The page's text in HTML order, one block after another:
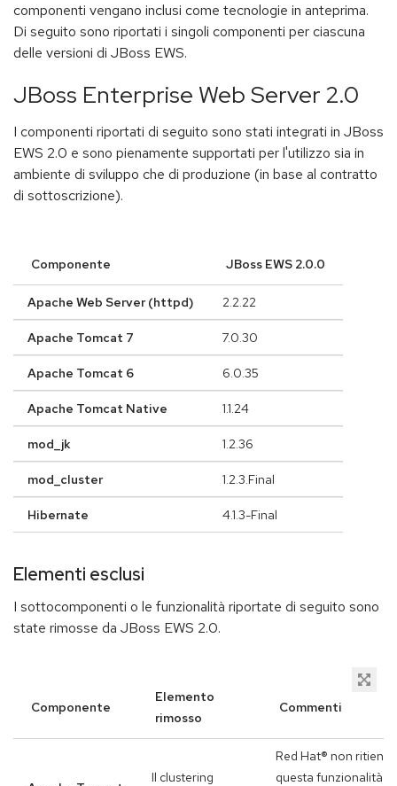
componenti vengano inclusi come tecnologie in anteprima.
Di seguito sono riportati i singoli componenti per ciascuna
delle versioni di JBoss EWS.
JBoss Enterprise Web Server 2.0
I componenti riportati di seguito sono stati integrati in JBoss
EWS 2.0 e sono pienamente supportati per l'utilizzo sia in
ambiente di sviluppo che di produzione (in base al contratto
di sottoscrizione).
Componente JBoss EWS 2.0.0
Apache Web Server (httpd) 2.2.22
Apache Tomcat 7 7.0.30
Apache Tomcat 6 6.0.35
Apache Tomcat Native 1.1.24
mod_jk 1.2.36
mod_cluster 1.2.3.Final
Hibernate 4.1.3-Final
Elementi esclusi
I sottocomponenti o le funzionalità riportate di seguito sono
state rimosse da JBoss EWS 2.0.
Componente
Elemento
rimosso
Commenti
Il clustering
Red Hat® non ritiene
questa funzionalità